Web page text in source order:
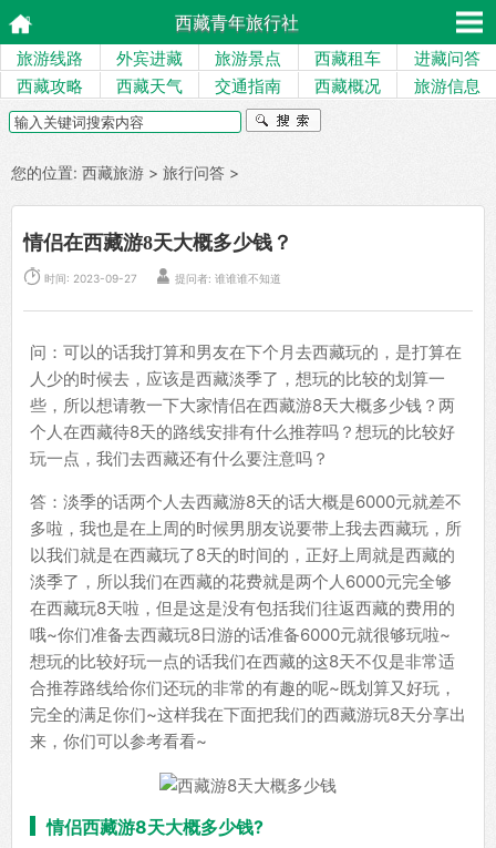
西藏青年旅行社
旅游线路 外宾进藏 旅游景点 西藏租车
进藏问答
西藏攻略
西藏天气 交通指南 西藏概况 旅游信息
您的位置: 西藏旅游 > 旅行问答 >
情侣在西藏游8天大概多少钱？
 时间: 2023-09-27  提问者: 谁谁谁不知道
问：可以的话我打算和男友在下个月去西藏玩的，是打算在
人少的时候去，应该是西藏淡季了，想玩的比较的划算一
些，所以想请教一下大家情侣在西藏游8天大概多少钱？两
个人在西藏待8天的路线安排有什么推荐吗？想玩的比较好
玩一点，我们去西藏还有什么要注意吗？
答：淡季的话两个人去西藏游8天的话大概是6000元就差不
多啦，我也是在上周的时候男朋友说要带上我去西藏玩，所
以我们就是在西藏玩了8天的时间的，正好上周就是西藏的
淡季了，所以我们在西藏的花费就是两个人6000元完全够
在西藏玩8天啦，但是这是没有包括我们往返西藏的费用的
哦~你们准备去西藏玩8日游的话准备6000元就很够玩啦~
想玩的比较好玩一点的话我们在西藏的这8天不仅是非常适
合推荐路线给你们还玩的非常的有趣的呢~既划算又好玩，
完全的满足你们~这样我在下面把我们的西藏游玩8天分享出
来，你们可以参考看看~
情侣西藏游8天大概多少钱?